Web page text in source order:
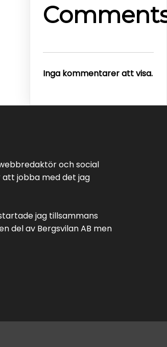
Inga kommentarer att visa.
och social
att jobba med det jag
jag tillsammans
del av Bergsvilan AB men